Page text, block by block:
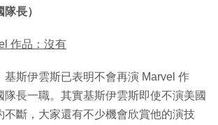
長）
作品：沒有
基斯伊雲斯已表明不會再演 Marvel 作
隊長一職。其實基斯伊雲斯即使不演美國
不斷，大家還有不少機會欣賞他的演技